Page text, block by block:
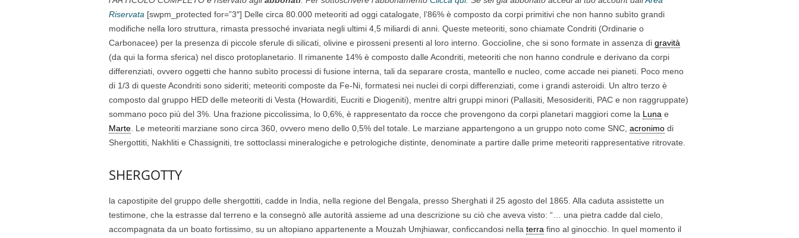
Riservata [swpm_protected for=”3″] Delle circa 80.000 meteoriti ad oggi catalogate, l’86% è composto da corpi primitivi che non hanno subìto grandi
modifiche nella loro struttura, rimasta pressoché invariata negli ultimi 4,5 miliardi di anni. Queste meteoriti, sono chiamate Condriti (Ordinarie o
Carbonacee) per la presenza di piccole sferule di silicati, olivine e pirosseni presenti al loro interno. Goccioline, che si sono formate in assenza di gravità
(da qui la forma sferica) nel disco protoplanetario. Il rimanente 14% è composto dalle Acondriti, meteoriti che non hanno condrule e derivano da corpi
differenziati, ovvero oggetti che hanno subìto processi di fusione interna, tali da separare crosta, mantello e nucleo, come accade nei pianeti. Poco meno
di 1/3 di queste Acondriti sono sideriti; meteoriti composte da Fe-Ni, formatesi nei nuclei di corpi differenziati, come i grandi asteroidi. Un altro terzo è
composto dal gruppo HED delle meteoriti di Vesta (Howarditi, Eucriti e Diogeniti), mentre altri gruppi minori (Pallasiti, Mesosideriti, PAC e non raggruppate)
sommano poco più del 3%. Una frazione piccolissima, lo 0,6%, è rappresentato da rocce che provengono da corpi planetari maggiori come la Luna e
Marte. Le meteoriti marziane sono circa 360, ovvero meno dello 0,5% del totale. Le marziane appartengono a un gruppo noto come SNC, acronimodi
Shergottiti, Nakhliti e Chassigniti, tre sottoclassi mineralogiche e petrologiche distinte, denominate a partire dalle prime meteoriti rappresentative ritrovate.
SHERGOTTY
la capostipite del gruppo delle shergottiti, cadde in India, nella regione del Bengala, presso Sherghati il 25 agosto del 1865. Alla caduta assistette un
testimone, che la estrasse dal terreno e la consegnò alle autorità assieme ad una descrizione su ciò che aveva visto: “… una pietra cadde dal cielo,
accompagnata da un boato fortissimo, su un altopiano appartenente a Mouzah Umjhiawar, conficcandosi nella terra fino al ginocchio. In quel momento il